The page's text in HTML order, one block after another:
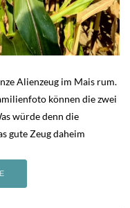
Alienzeug im Mais rum.
können die zwei
würde denn die
gute Zeug daheim